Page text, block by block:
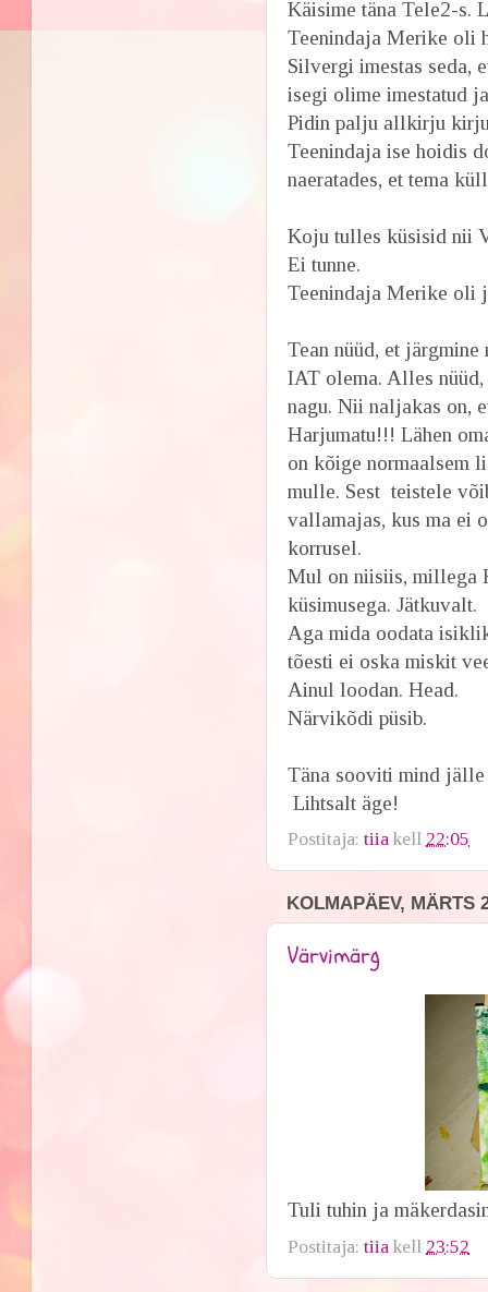
Käisime täna Tele2-s.
Teenindaja Merike oli
Silvergi imestas seda,
isegi olime imestatud
Pidin palju allkirju
Teenindaja ise hoidis
naeratades, et tema
Koju tulles küsisid nii
Ei tunne.
Teenindaja Merike oli
Tean nüüd, et
IAT olema. Alles
nagu. Nii naljakas on,
Harjumatu!!! Lähen
on kõige normaalsem
mulle. Sest teistele
vallamajas, kus ma ei
korrusel.
Mul on niisiis, millega
küsimusega. Jätkuvalt.
Aga mida oodata
tõesti ei oska miskit
Ainul loodan. Head.
Närvikõdi püsib.
Täna sooviti mind
Lihtsalt äge!
Postitaja:tiia kell 22:05
KOLMAPÄEV, MÄRTS
Värvimärg
Tuli tuhin ja
Postitaja:tiia kell 23:52